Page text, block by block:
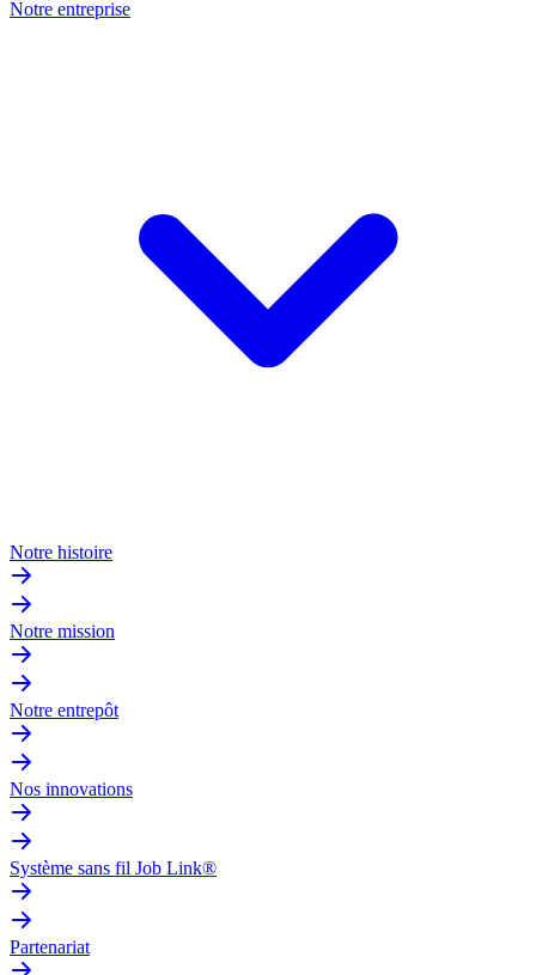
Notre entreprise
Notre histoire
Notre mission
Notre entrepôt
Nos innovations
Système sans fil Job Link®
Partenariat